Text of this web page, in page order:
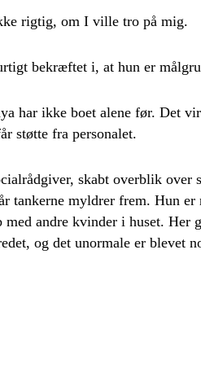
rigtig, om I ville tro på mig.
bekræftet i, at hun er
har ikke boet alene før. Det
støtte fra personalet.
skabt overblik over
tankerne myldrer frem. Hun
andre kvinder i huset. Her
og det unormale er blevet